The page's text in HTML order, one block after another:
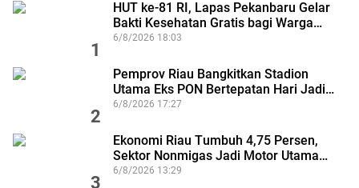
1
HUT ke-81 RI, Lapas Pekanbaru Gelar
Bakti Kesehatan Gratis bagi Warga…
6/8/2026 18:03
2
Pemprov Riau Bangkitkan Stadion
Utama Eks PON Bertepatan Hari Jadi…
6/8/2026 17:27
3
Ekonomi Riau Tumbuh 4,75 Persen,
Sektor Nonmigas Jadi Motor Utama…
6/8/2026 13:29